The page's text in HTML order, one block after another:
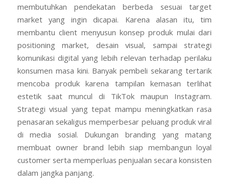
membutuhkan pendekatan berbeda sesuai target
market yang ingin dicapai. Karena alasan itu, tim
membantu client menyusun konsep produk mulai dari
positioning market, desain visual, sampai strategi
komunikasi digital yang lebih relevan terhadap perilaku
konsumen masa kini. Banyak pembeli sekarang tertarik
mencoba produk karena tampilan kemasan terlihat
estetik saat muncul di TikTok maupun Instagram.
Strategi visual yang tepat mampu meningkatkan rasa
penasaran sekaligus memperbesar peluang produk viral
di media sosial. Dukungan branding yang matang
membuat owner brand lebih siap membangun loyal
customer serta memperluas penjualan secara konsisten
dalam jangka panjang.